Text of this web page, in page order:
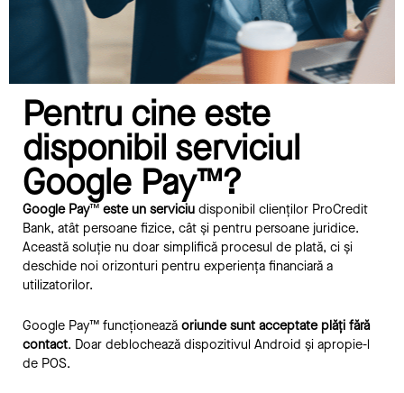
Pentru cine este
disponibil serviciul
Google Pay™?
Google Pay™ este un serviciu disponibil clienților ProCredit
Bank, atât persoane fizice, cât și pentru persoane juridice.
Această soluție nu doar simplifică procesul de plată, ci și
deschide noi orizonturi pentru experiența financiară a
utilizatorilor.
Google Pay™ funcționează oriunde sunt acceptate plăți fără
contact. Doar deblochează dispozitivul Android și apropie-l
de POS.